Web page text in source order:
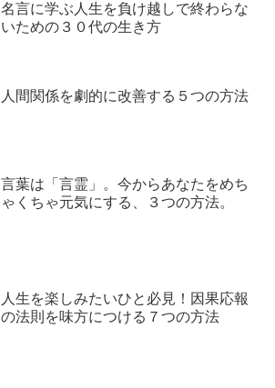
名言に学ぶ人生を負け越しで終わらな
いための３０代の生き方
人間関係を劇的に改善する５つの方法
言葉は「言霊」。今からあなたをめち
ゃくちゃ元気にする、３つの方法。
人生を楽しみたいひと必見！因果応報
の法則を味方につける７つの方法